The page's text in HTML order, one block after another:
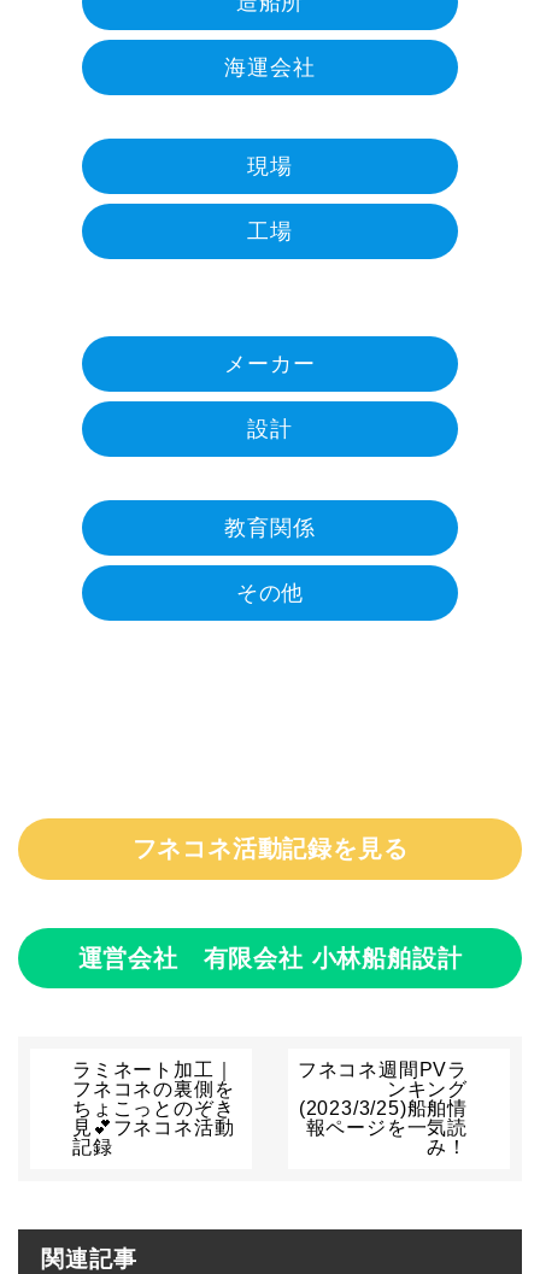
海運会社
現場
工場
メーカー
設計
教育関係
その他
フネコネ活動記録を見る
運営会社 有限会社 小林船舶設計
ラミネート加工｜
フネコネの裏側を
ちょこっとのぞき
見💕フネコネ活動
記録
フネコネ週間PVラ
ンキング
(2023/3/25)船舶情
報ページを一気読
み！
関連記事